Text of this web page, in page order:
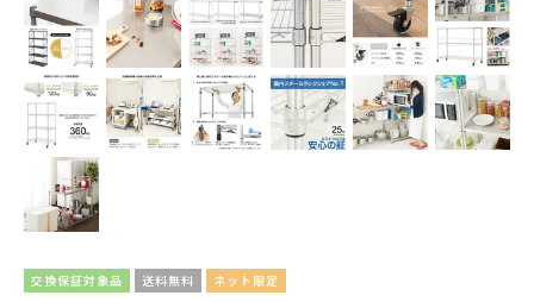
交換保証対象品 送料無料 ネット限定